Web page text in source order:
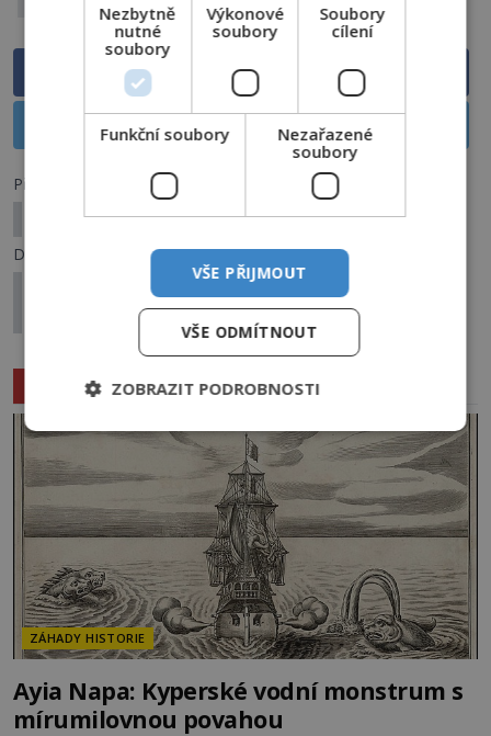
Sdílet na Facebooku
Předchozí článek
Jak probíhá vymítání ďábla?
Další článek
Raz, dva, tři… Vysíláme! Proč utichla jedna z
nejtajemnějších rádiových stanic?
Související články
ZÁHADY HISTORIE
Ayia Napa: Kyperské vodní monstrum s
mírumilovnou povahou
Nezbytně
nutné
soubory
Výkonové
soubory
Soubory
cílení
Funkční soubory
Nezařazené
soubory
VŠE PŘIJMOUT
VŠE ODMÍTNOUT
ZOBRAZIT PODROBNOSTI